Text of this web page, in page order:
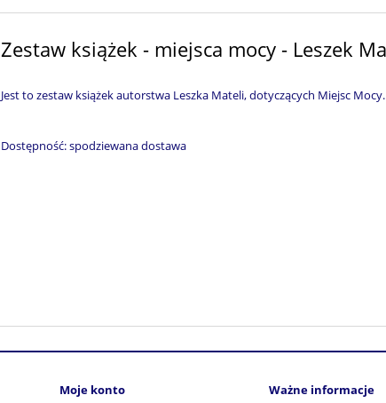
Zestaw książek - miejsca mocy - Leszek
Jest to zestaw książek autorstwa Leszka Mateli, dotyczących Miejsc
Dostępność:spodziewana dostawa
Moje konto Ważne informacje